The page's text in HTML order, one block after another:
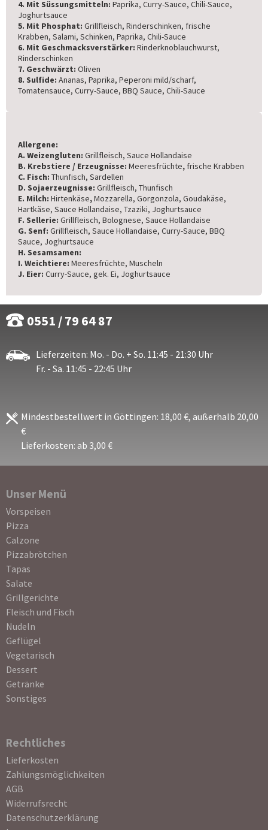
4. Mit Süssungsmitteln: Paprika, Curry-Sauce, Chili-Sauce,
Joghurtsauce
5. Mit Phosphat: Grillfleisch, Rinderschinken, frische
Krabben, Salami, Schinken, Paprika, Chili-Sauce
6. Mit Geschmacksverstärker: Rinderknoblauchwurst,
Rinderschinken
7. Geschwärzt: Oliven
8. Sulfide: Ananas, Paprika, Peperoni mild/scharf,
Tomatensauce, Curry-Sauce, BBQ Sauce, Chili-Sauce
Allergene:
A. Weizengluten: Grillfleisch, Sauce Hollandaise
B. Krebstiere / Erzeugnisse: Meeresfrüchte, frische Krabben
C. Fisch: Thunfisch, Sardellen
D. Sojaerzeugnisse: Grillfleisch, Thunfisch
E. Milch: Hirtenkäse,Mozzarella, Gorgonzola, Goudakäse,
Hartkäse, Sauce Hollandaise, Tzaziki, Joghurtsauce
F. Sellerie: Grillfleisch, Bolognese, Sauce Hollandaise
G. Senf: Grillfleisch, Sauce Hollandaise, Curry-Sauce, BBQ
Sauce, Joghurtsauce
H. Sesamsamen:
I. Weichtiere: Meeresfrüchte, Muscheln
J. Eier: Curry-Sauce, gek. Ei, Joghurtsauce
0551 / 79 64 87
Lieferzeiten: Mo. - Do. + So. 11:45 - 21:30 Uhr
Fr. - Sa. 11:45 - 22:45 Uhr
Mindestbestellwert in Göttingen: 18,00 €, außerhalb 20,00
€
Lieferkosten: ab 3,00 €
Unser Menü
Navigation
überspringen
Vorspeisen
Pizza
Calzone
Pizzabrötchen
Tapas
Salate
Grillgerichte
Fleisch und Fisch
Nudeln
Geflügel
Vegetarisch
Dessert
Getränke
Sonstiges
Rechtliches
Navigation
überspringen
Lieferkosten
Zahlungsmöglichkeiten
AGB
Widerrufsrecht
Datenschutzerklärung